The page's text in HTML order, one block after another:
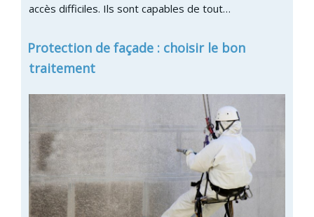
accès difficiles. Ils sont capables de tout…
Protection de façade : choisir le bon
traitement